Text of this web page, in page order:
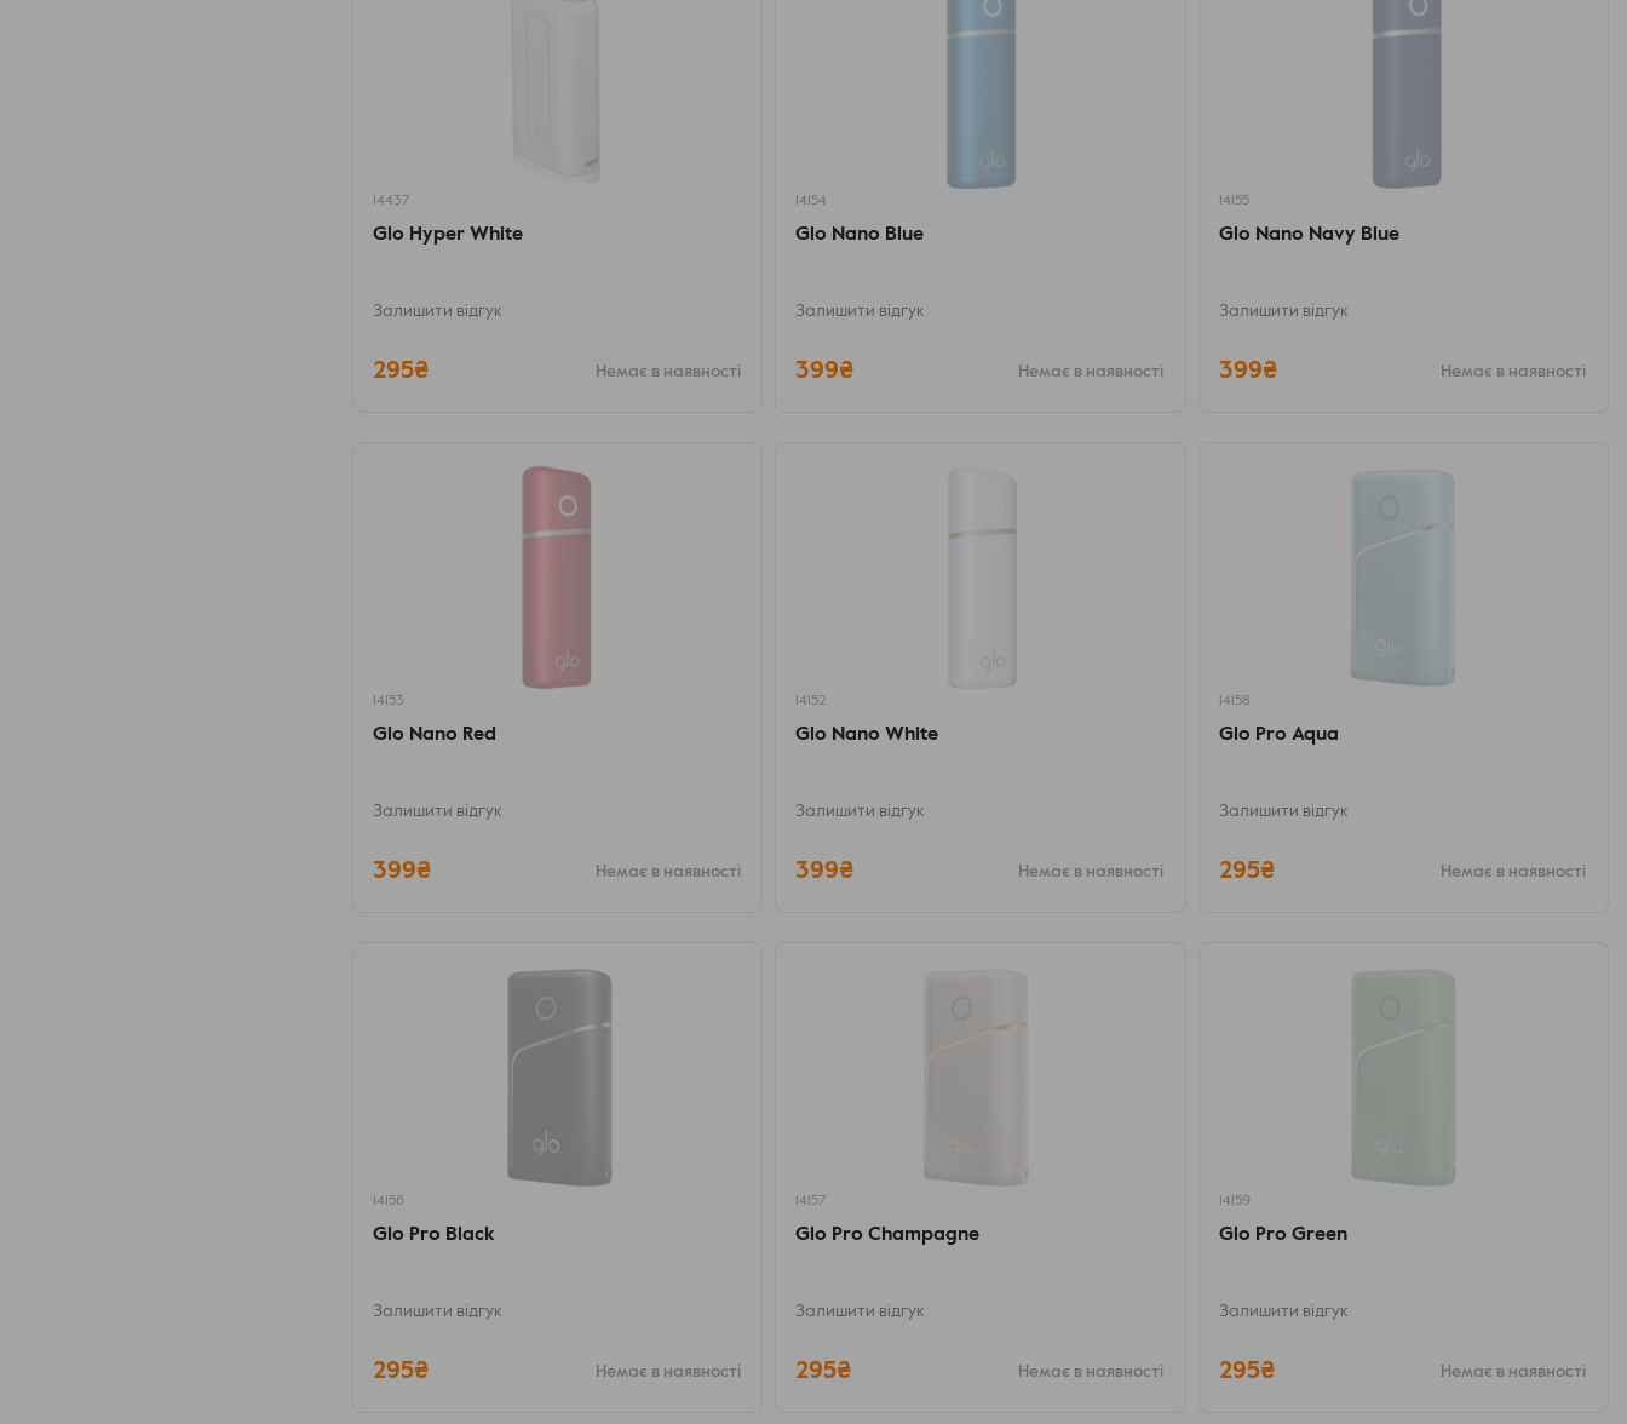
14437
Glo Hyper White
Залишити відгук
295₴ Немає в наявності
14154
Glo Nano Blue
Залишити відгук
399₴ Немає в наявності
14155
Glo Nano Navy Blue
Залишити відгук
399₴ Немає в наявності
14153
Glo Nano Red
Залишити відгук
399₴ Немає в наявності
14152
Glo Nano White
Залишити відгук
399₴ Немає в наявності
14158
Glo Pro Aqua
Залишити відгук
295₴ Немає в наявності
14156
Glo Pro Black
Залишити відгук
295₴ Немає в наявності
14157
Glo Pro Champagne
Залишити відгук
295₴ Немає в наявності
14159
Glo Pro Green
Залишити відгук
295₴ Немає в наявності